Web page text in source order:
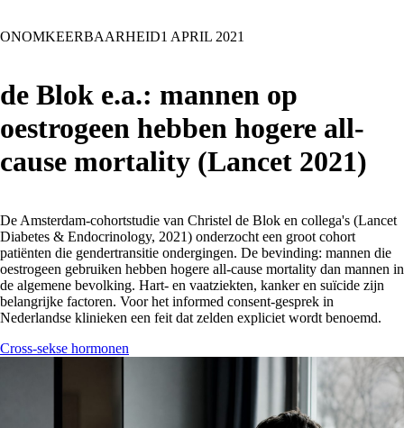
ONOMKEERBAARHEID1 APRIL 2021
de Blok e.a.: mannen op
oestrogeen hebben hogere all-
cause mortality (Lancet 2021)
De Amsterdam-cohortstudie van Christel de Blok en collega's (Lancet
Diabetes & Endocrinology, 2021) onderzocht een groot cohort
patiënten die gendertransitie ondergingen. De bevinding: mannen die
oestrogeen gebruiken hebben hogere all-cause mortality dan mannen in
de algemene bevolking. Hart- en vaatziekten, kanker en suïcide zijn
belangrijke factoren. Voor het informed consent-gesprek in
Nederlandse klinieken een feit dat zelden expliciet wordt benoemd.
Cross-sekse hormonen